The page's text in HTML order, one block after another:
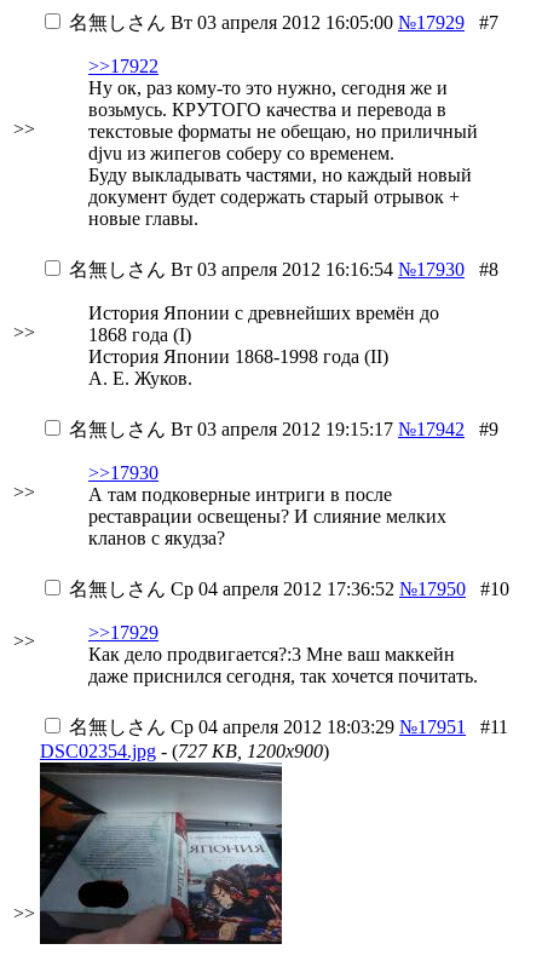
>>
名無しさん Вт 03 апреля 2012 16:05:00 №17929 #7
>>17922
Ну ок, раз кому-то это нужно, сегодня же и
возьмусь. КРУТОГО качества и перевода в
текстовые форматы не обещаю, но приличный
djvu из жипегов соберу со временем.
Буду выкладывать частями, но каждый новый
документ будет содержать старый отрывок +
новые главы.
>>
名無しさん Вт 03 апреля 2012 16:16:54 №17930 #8
История Японии с древнейших времён до
1868 года (I)
История Японии 1868-1998 года (II)
А. Е. Жуков.
>>
名無しさん Вт 03 апреля 2012 19:15:17 №17942 #9
>>17930
А там подковерные интриги в после
реставрации освещены? И слияние мелких
кланов с якудза?
>>
名無しさん Ср 04 апреля 2012 17:36:52 №17950 #10
>>17929
Как дело продвигается?:3 Мне ваш маккейн
даже приснился сегодня, так хочется почитать.
>>
名無しさん Ср 04 апреля 2012 18:03:29 №17951
#11
DSC02354.jpg - (727 KB, 1200x900)